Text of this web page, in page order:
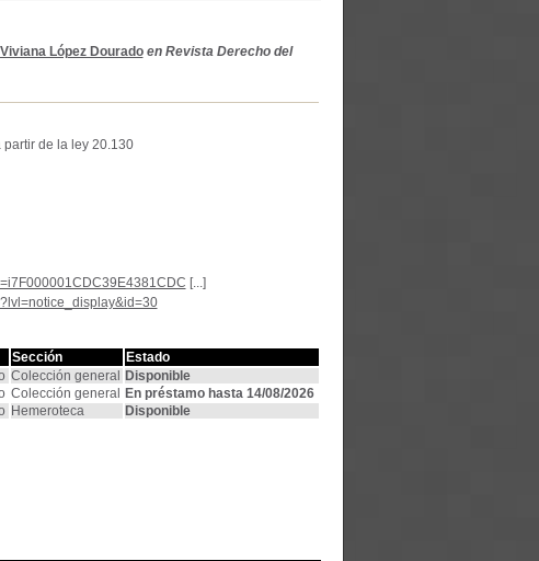
Viviana López Dourado en Revista Derecho del
de la ley 20.130
[...]
Sección
Estado
Colección general
Disponible
Colección general
En préstamo hasta 14/08/2026
Hemeroteca Disponible